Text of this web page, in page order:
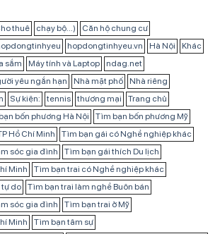
thuê chạy bộ...)
Căn hộ chung cư
hopdongtinhyeu.vn Hà Nội
Khác
sắm Máy tính và Laptop
ndag.net
yêu ngắn hạn Nhà mặt phố
Nhà riêng
Sự kiện: tennis thương mại
Trang chủ
bốn phương Hà Nội
Tìm bạn bốn phương Mỹ
Hồ Chí Minh
Tìm bạn gái có Nghề nghiệp khác
sóc gia đình
Tìm bạn gái thích Du lịch
Minh
Tìm bạn trai có Nghề nghiệp khác
tự do
Tìm bạn trai làm nghề Buôn bán
sóc gia đình
Tìm bạn trai ở Mỹ
Minh
Tìm bạn tâm sự